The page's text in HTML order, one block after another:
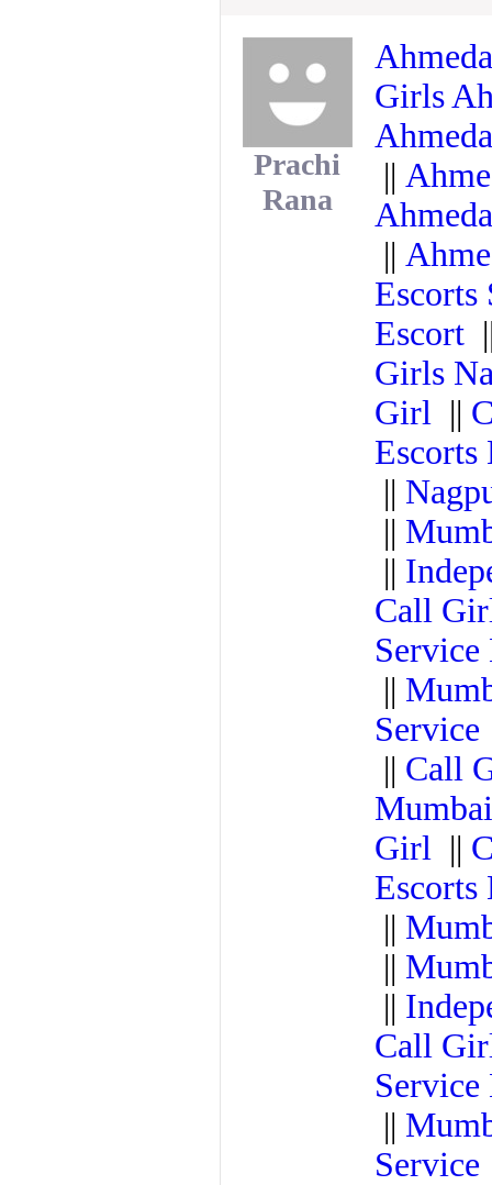
Prachi
Rana
Girls
||
||
Escort
Girls
Girl ||
||
||
||
Call
||
Service
|| Call
Mumbai
Girl ||
||
||
||
Call
||
Service